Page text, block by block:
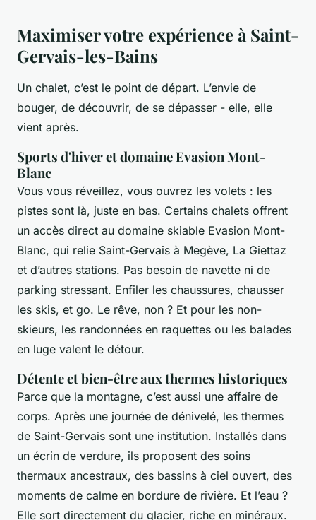
Maximiser votre expérience à Saint-
Gervais-les-Bains
Un chalet, c’est le point de départ. L’envie de
bouger, de découvrir, de se dépasser - elle, elle
vient après.
Sports d'hiver et domaine Evasion Mont-
Blanc
Vous vous réveillez, vous ouvrez les volets : les
pistes sont là, juste en bas. Certains chalets offrent
un accès direct au domaine skiable Evasion Mont-
Blanc, qui relie Saint-Gervais à Megève, La Giettaz
et d’autres stations. Pas besoin de navette ni de
parking stressant. Enfiler les chaussures, chausser
les skis, et go. Le rêve, non ? Et pour les non-
skieurs, les randonnées en raquettes ou les balades
en luge valent le détour.
Détente et bien-être aux thermes historiques
Parce que la montagne, c’est aussi une affaire de
corps. Après une journée de dénivelé, les thermes
de Saint-Gervais sont une institution. Installés dans
un écrin de verdure, ils proposent des soins
thermaux ancestraux, des bassins à ciel ouvert, des
moments de calme en bordure de rivière. Et l’eau ?
Elle sort directement du glacier, riche en minéraux.